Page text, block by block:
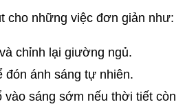
cho những việc đơn giản như:
chỉnh lại giường ngủ.
đón ánh sáng tự nhiên.
vào sáng sớm nếu thời tiết còn